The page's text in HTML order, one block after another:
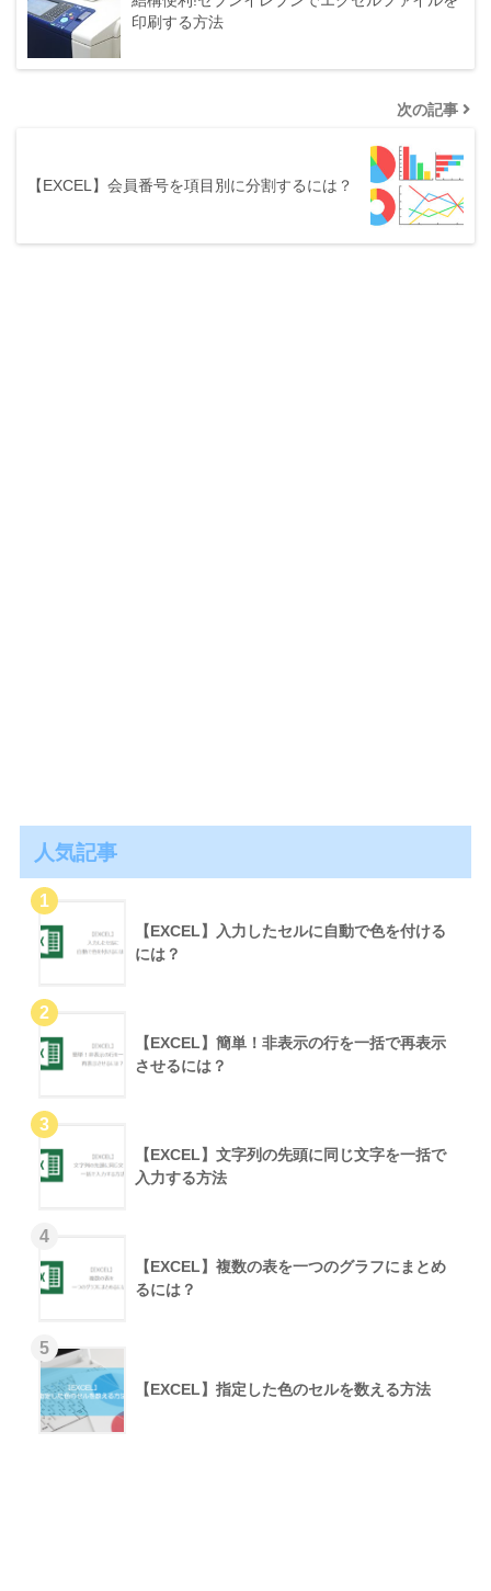
印刷する方法
次の記事
【EXCEL】会員番号を項目別に分割するには？
人気記事
【EXCEL】入力したセルに自動で色を付ける
には？
【EXCEL】簡単！非表示の行を一括で再表示
させるには？
【EXCEL】文字列の先頭に同じ文字を一括で
入力する方法
【EXCEL】複数の表を一つのグラフにまとめ
るには？
【EXCEL】指定した色のセルを数える方法